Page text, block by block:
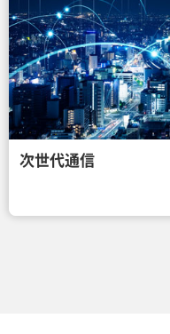
次世代通信